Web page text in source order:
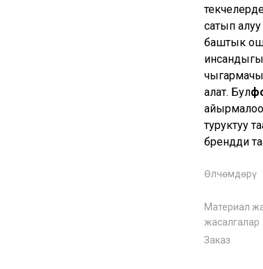
сатып
баштык
алат. Бул
туруктуу
брендди
Өлчөмдөрү
Материал
жасалгалар
Заказ